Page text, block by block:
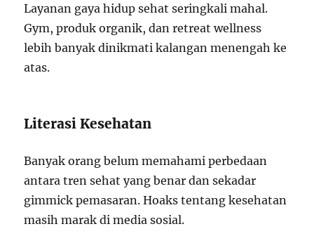
Layanan gaya hidup sehat seringkali mahal.
Gym, produk organik, dan retreat wellness
lebih banyak dinikmati kalangan menengah ke
atas.
Literasi Kesehatan
Banyak orang belum memahami perbedaan
antara tren sehat yang benar dan sekadar
gimmick pemasaran. Hoaks tentang kesehatan
masih marak di media sosial.